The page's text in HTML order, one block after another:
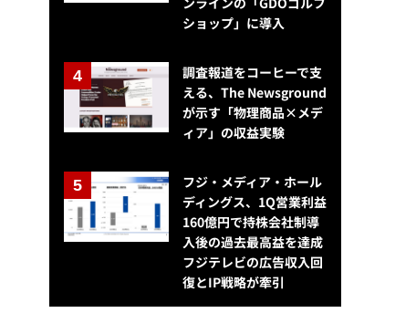
ショップ」に導入
調査報道をコーヒーで支
える、The Newsground
が示す「物理商品×メデ
ィア」の収益実験
フジ・メディア・ホール
ディングス、1Q営業利益
160億円で持株会社制導
入後の過去最高益を達成
フジテレビの広告収入回
復とIP戦略が牽引